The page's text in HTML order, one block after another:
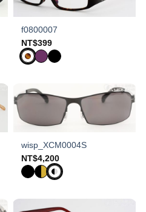
f0800007
NT$399
wisp_XCM0004S
NT$4,200